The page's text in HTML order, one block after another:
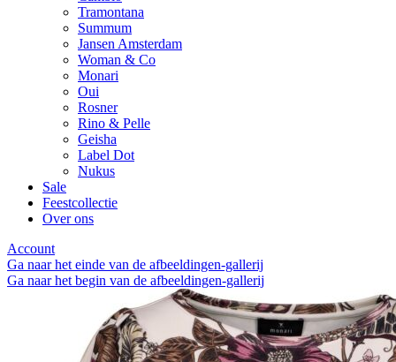
Tramontana
Summum
Jansen Amsterdam
Woman & Co
Monari
Oui
Rosner
Rino & Pelle
Geisha
Label Dot
Nukus
Sale
Feestcollectie
Over ons
Account
Ga naar het einde van de afbeeldingen-gallerij
Ga naar het begin van de afbeeldingen-gallerij